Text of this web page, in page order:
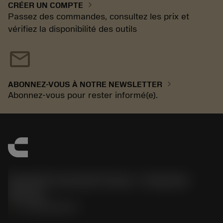
CRÉER UN COMPTE chevron_right
Passez des commandes, consultez les prix et
vérifiez la disponibilité des outils
mail
ABONNEZ-VOUS À NOTRE NEWSLETTER chevron_right
Abonnez-vous pour rester informé(e).